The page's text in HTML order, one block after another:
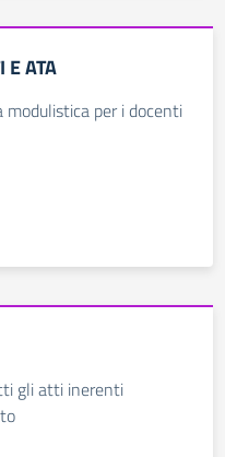
E ATA
per i docenti
gli atti inerenti